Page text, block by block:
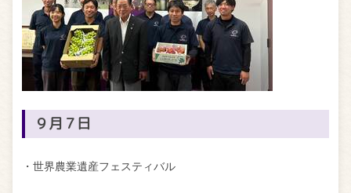
９月７日
・世界農業遺産フェスティバル